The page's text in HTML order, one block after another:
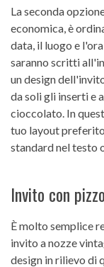
La seconda
economica, è
data, il luogo e
saranno scritti
un design
da soli gli inserti e
cioccolato. In
tuo layout
standard nel testo
Invito con
È molto semplice
invito a nozze
design in rilievo di